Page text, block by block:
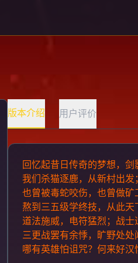
版本介绍 用户评价
回忆起昔日传奇的梦想，
我们杀猫逐鹿，从新村出发
也曾被毒蛇咬伤，也曾做矿
熬到三五级学终技，从此天
道法施威，电符猛烈；战士
三更战罢有余悸，旷野处处
哪有英雄怕诅咒？何来好汉